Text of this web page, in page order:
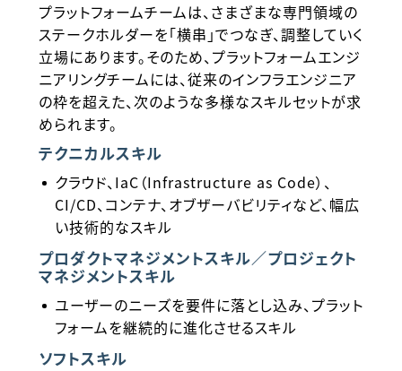
プラットフォームチームは、さまざまな専門領域の
ステークホルダーを「横串」でつなぎ、調整していく
立場にあります。そのため、プラットフォームエンジ
ニアリングチームには、従来のインフラエンジニア
の枠を超えた、次のような多様なスキルセットが求
められます。
テクニカルスキル
クラウド、IaC（Infrastructure as Code）、
CI/CD、コンテナ、オブザーバビリティなど、幅広
い技術的なスキル
プロダクトマネジメントスキル／プロジェクト
マネジメントスキル
ユーザーのニーズを要件に落とし込み、プラット
フォームを継続的に進化させるスキル
ソフトスキル